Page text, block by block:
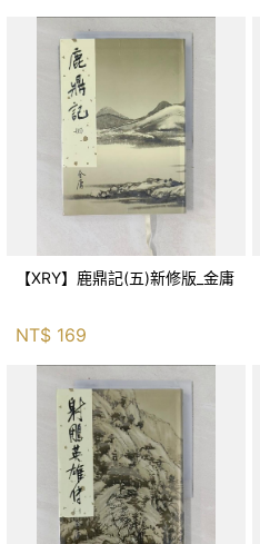
【XRY】鹿鼎記(五)新修版_金庸
NT$ 169